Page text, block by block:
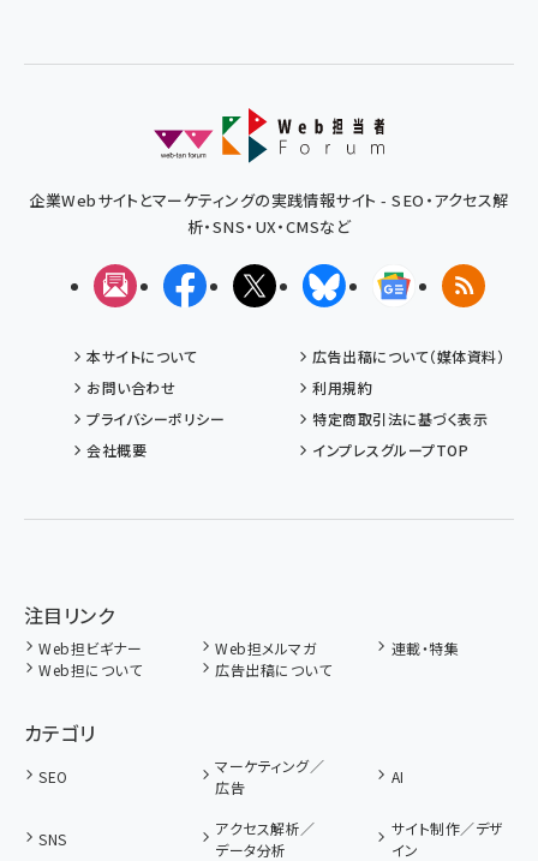
企業Webサイトとマーケティングの実践情報サイト - SEO・アクセス解
析・SNS・UX・CMSなど
メルマガFacebookX(エックス)BlueskyGoogleニュ
RSS
本サイトについて
広告出稿について（媒体資料）
お問い合わせ
利用規約
プライバシーポリシー
特定商取引法に基づく表示
会社概要
インプレスグループTOP
注目リンク
Web担ビギナー Web担メルマガ
連載・特集
Web担について
広告出稿について
カテゴリ
SEO
マーケティング／
広告
AI
SNS
アクセス解析／
データ分析
サイト制作／デザ
イン